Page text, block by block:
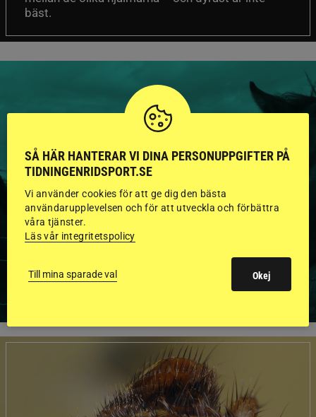
bäst.
HINGSTAR ONLINE
GODKÄNDA HINGSTAR I
FLERA KATEGORIER MED
BILDER OCH FAKTA
VISA ALLA HINGSTAR
SÅ HÄR HANTERAR VI DINA PERSONUPPGIFTER PÅ
TIDNINGENRIDSPORT.SE
Vi använder cookies för att ge dig den bästa
användarupplevelsen och för att utveckla och förbättra
våra tjänster.
Läs vår integritetspolicy
Till mina sparade val Okej